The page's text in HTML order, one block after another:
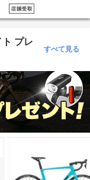
S4R 4S リアキャリア付き
ドメタリック (身長目安
プレ
すべて見る